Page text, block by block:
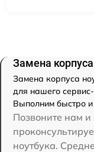
Замена
Замена корпуса
для нашего
Выполним быстро и
Позвоните нам
ноутбука.